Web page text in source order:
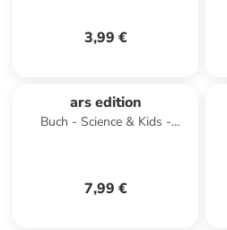
3,99 €
ars edition
Buch - Science & Kids -
7,99 €